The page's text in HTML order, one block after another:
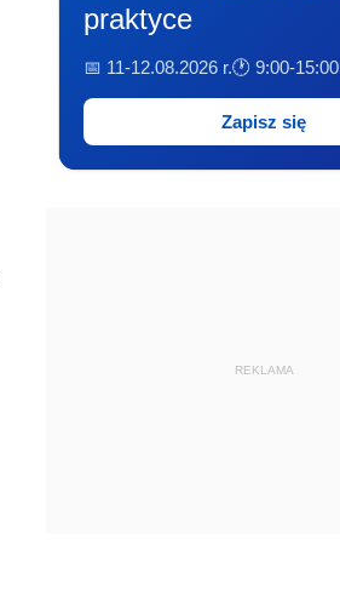
praktyce
📅 11-12.08.2026 r.🕐 9:00-15:00
Zapisz się
REKLAMA